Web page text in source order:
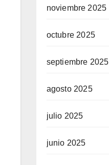
noviembre 2025
octubre 2025
septiembre 2025
agosto 2025
julio 2025
junio 2025